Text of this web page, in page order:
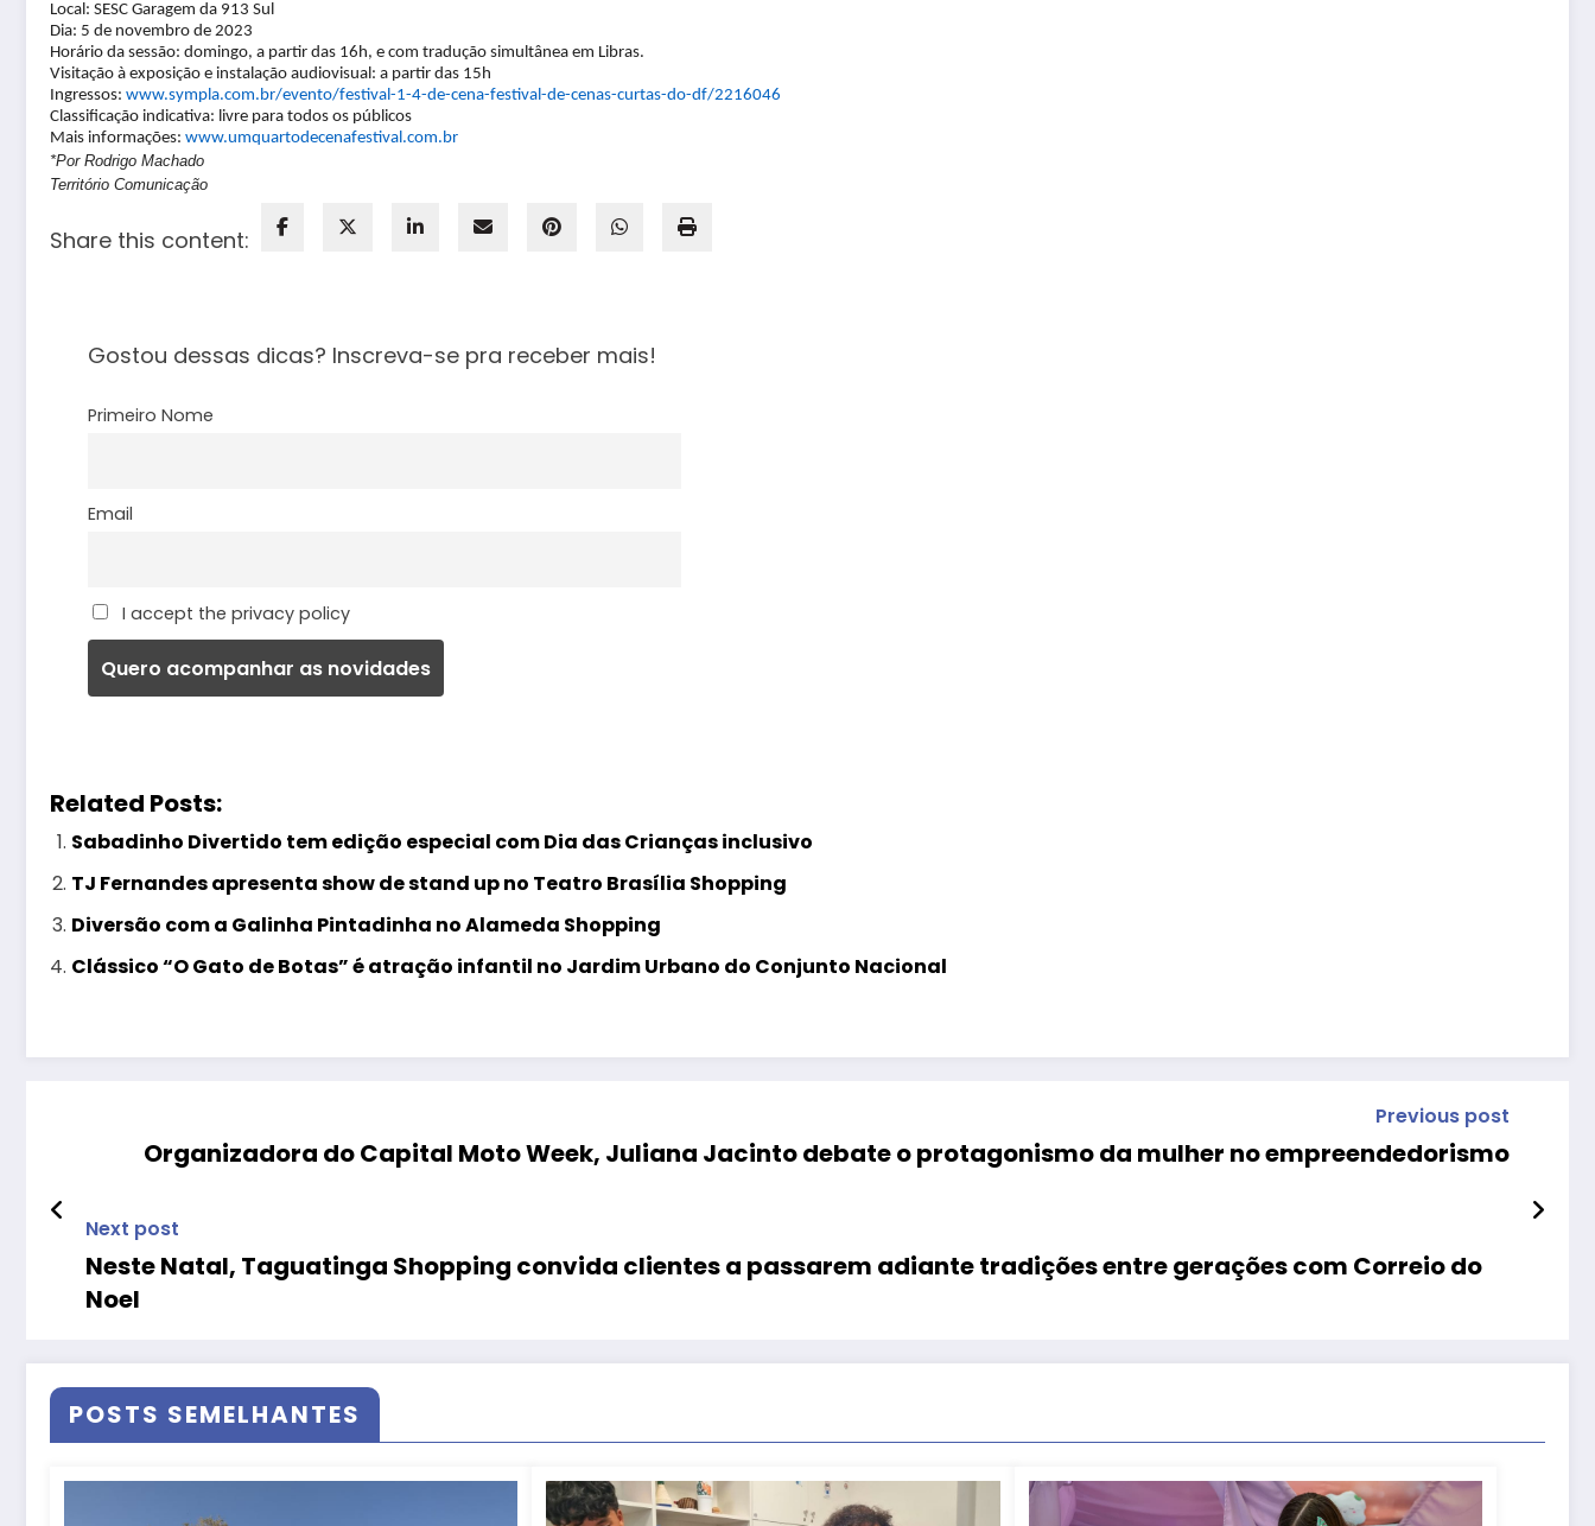
Local: SESC Garagem da 913 Sul
Dia: 5 de novembro de 2023
Horário da sessão: domingo, a partir das 16h, e com tradução simultânea em Libras.
Visitação à exposição e instalação audiovisual: a partir das 15h
Ingressos: www.sympla.com.br/evento/festival-1-4-de-cena-festival-de-cenas-curtas-do-df/2216046
Classificação indicativa: livre para todos os públicos
Mais informações: www.umquartodecenafestival.com.br
*Por Rodrigo Machado
Território Comunicação
Share this content:
Gostou dessas dicas? Inscreva-se pra receber mais!
Primeiro Nome
Email
I accept the privacy policy
Related Posts:
Sabadinho Divertido tem edição especial com Dia das Crianças inclusivo
TJ Fernandes apresenta show de stand up no Teatro Brasília Shopping
Diversão com a Galinha Pintadinha no Alameda Shopping
Clássico “O Gato de Botas” é atração infantil no Jardim Urbano do Conjunto Nacional
Previous post
Organizadora do Capital Moto Week, Juliana Jacinto debate o protagonismo da mulher no empreendedorismo
Next post
Neste Natal, Taguatinga Shopping convida clientes a passarem adiante tradições entre gerações com Correio do
Noel
POSTS SEMELHANTES